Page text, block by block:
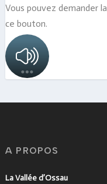
Vous pouvez demander
ce bouton.
A PROPOS
La Vallée d’Ossau